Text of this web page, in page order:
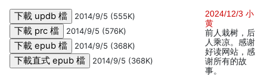
2014/9/5 (555K)
2014/9/5 (576K)
2014/9/5 (368K)
2014/9/5 (368K)
2024/12/3 小
黄
前人栽树，后
人乘凉。感谢
好读网站，感
谢所有的故
事。